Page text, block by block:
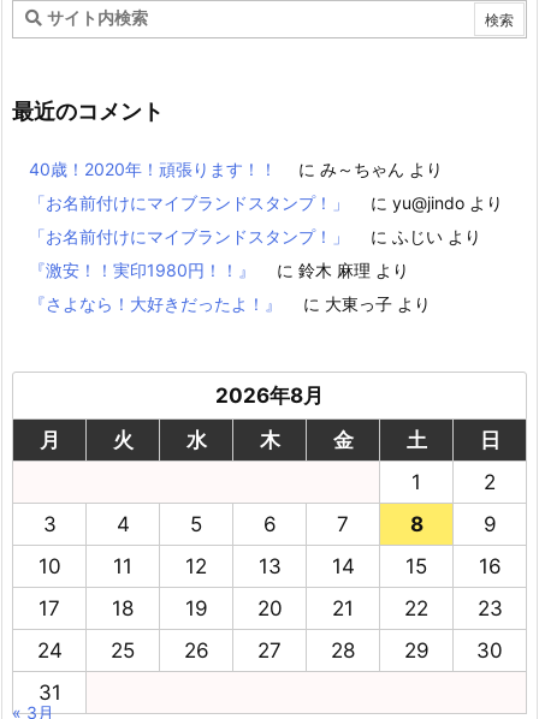
最近のコメント
40歳！2020年！頑張ります！！ に み～ちゃん より
「お名前付けにマイブランドスタンプ！」
に yu@jindo より
「お名前付けにマイブランドスタンプ！」
に ふじい より
『激安！！実印1980円！！』
に 鈴木 麻理 より
『さよなら！大好きだったよ！』
に 大東っ子 より
2026年8月
月
火 水 木 金 土
日
1
2
3
4 5 6 7 8
9
10
11 12 13 14 15
16
17
18 19 20 21 22
23
24
25 26 27 28 29
30
31
« 3月